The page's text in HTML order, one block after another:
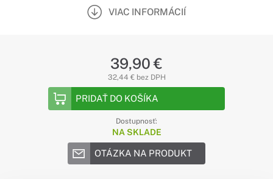
VIAC INFORMÁCIÍ
39,90 €
32,44 € bez DPH
PRIDAŤ DO KOŠÍKA
Dostupnosť:
NA SKLADE
OTÁZKA NA PRODUKT